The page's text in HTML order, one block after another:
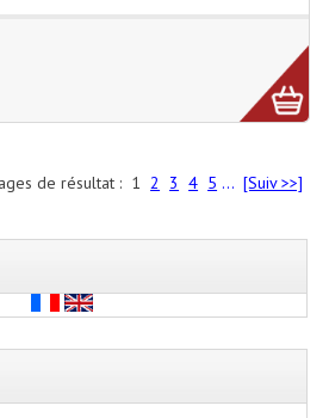
de résultat : 1 2 3 4 5 ... [Suiv >>]